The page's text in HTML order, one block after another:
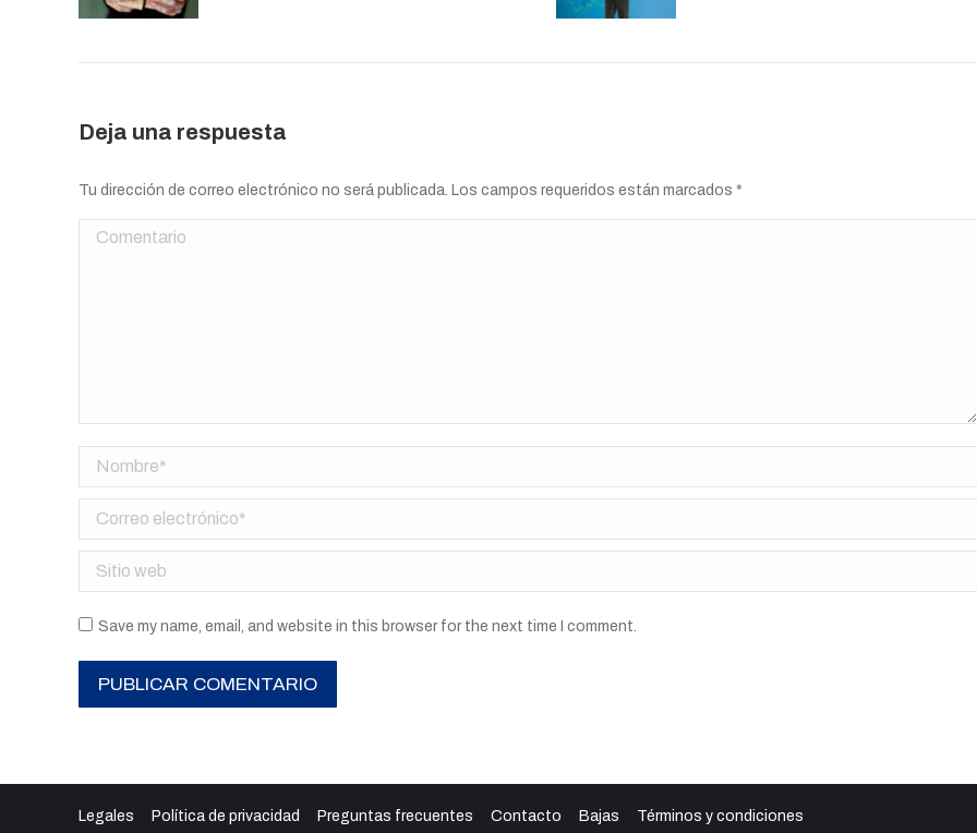
Deja una respuesta
Tu dirección de correo electrónico no será publicada. Los campos requeridos están marcados *
Comentario
Nombre *
Correo electrónico *
Sitio web
Save my name, email, and website in this browser for the next time I comment.
PUBLICAR COMENTARIO
Legales Política de privacidad Preguntas frecuentes Contacto Bajas Términos y condiciones